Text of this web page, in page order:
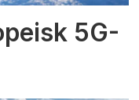
5G-